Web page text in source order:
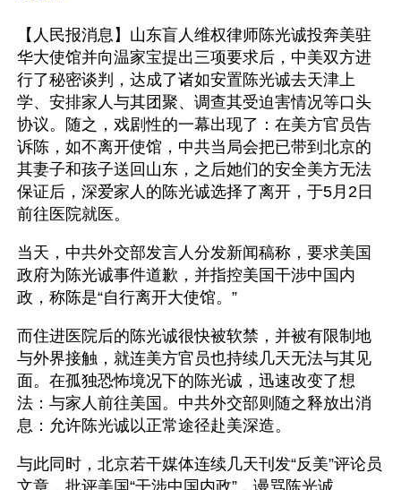
【人民报消息】山东盲人维权律师陈光诚投奔美驻
华大使馆并向温家宝提出三项要求后，中美双方进
行了秘密谈判，达成了诸如安置陈光诚去天津上
学、安排家人与其团聚、调查其受迫害情况等口头
协议。随之，戏剧性的一幕出现了：在美方官员告
诉陈，如不离开使馆，中共当局会把已带到北京的
其妻子和孩子送回山东，之后她们的安全美方无法
保证后，深爱家人的陈光诚选择了离开，于5月2日
前往医院就医。
当天，中共外交部发言人分发新闻稿称，要求美国
政府为陈光诚事件道歉，并指控美国干涉中国内
政，称陈是“自行离开大使馆。”
而住进医院后的陈光诚很快被软禁，并被有限制地
与外界接触，就连美方官员也持续几天无法与其见
面。在孤独恐怖境况下的陈光诚，迅速改变了想
法：与家人前往美国。中共外交部则随之释放出消
息：允许陈光诚以正常途径赴美深造。
与此同时，北京若干媒体连续几天刊发“反美”评论员
文章，批评美国“干涉中国内政”，谩骂陈光诚。